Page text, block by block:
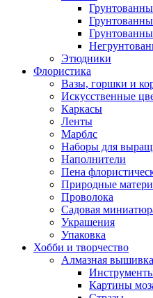
Этюдники
Флористика
Вазы, горшки и
Искусственные
Каркасы
Ленты
Марблс
Наборы для
Наполнители
Пена
Природные
Проволока
Садовая
Украшения
Упаковка
Хобби и творчество
Алмазная вышивка
Картины